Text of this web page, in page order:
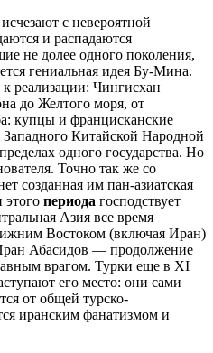
с невероятной
и распадаются
не долее одного поколения,
гениальная идея Бу-Мина.
к реализации: Чингисхан
до Желтого моря, от
купцы и францисканские
Западного Китайской Народной
одного государства. Но
Точно так же со
созданная им пан-азиатская
этого периода господствует
Азия все время
Востоком (включая Иран)
Абасидов — продолжение
врагом. Турки еще в XI
его место: они сами
от общей турско-
иранским фанатизмом и